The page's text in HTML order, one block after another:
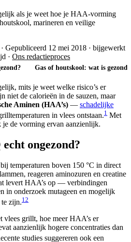
als je weet hoe je HAA-vorming
marineren en veilige
· Gepubliceerd 12 mei 2018 · bijgewerkt
· Ons redactieproces
Gas of houtskool: wat is
mits je weet welke risico’s er
niet de calorieën in de sauzen, maar
Aminen (HAA’s) — schadelijke
in vlees ontstaan.1 Met
je de vorming ervan aanzienlijk.
ongezond?
temperaturen boven 150 °C in direct
reageren aminozuren en creatine
levert HAA’s op — verbindingen
in onderzoek mutageen en mogelijk
zijn.1 2
vlees grillt, hoe meer HAA’s er
aanzienlijk hogere concentraties dan
studies suggereren ook een